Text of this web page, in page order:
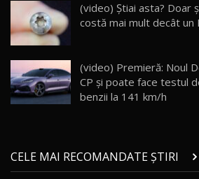
30:08
AutoBlog.MD
23:36
20
Noul ZEEKR 7X / Test
21
Micul BYD Dolphin Surf /
AutoBlog.MD
16:59
(video) Știai asta? Doar
costă mai mult decât un
(video) Premieră: Noul
CP și poate face testul
benzii la 141 km/h
CELE MAI RECOMANDATE ȘTIRI